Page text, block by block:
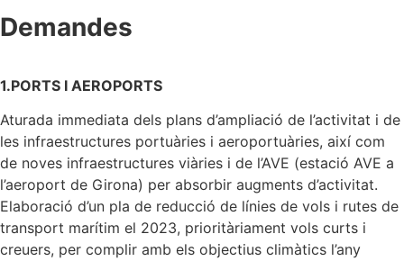
Demandes
1.PORTS I AEROPORTS
Aturada immediata dels plans d’ampliació de l’activitat i de
les infraestructures portuàries i aeroportuàries, així com
de noves infraestructures viàries i de l’AVE (estació AVE a
l’aeroport de Girona) per absorbir augments d’activitat.
Elaboració d’un pla de reducció de línies de vols i rutes de
transport marítim el 2023, prioritàriament vols curts i
creuers, per complir amb els objectius climàtics l’any